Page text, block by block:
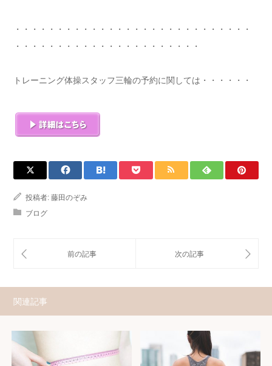
・・・・・・・・・・・・・・・・・・・・・・・・・・・・
・・・・・・・・・・・・・・・・・・・・・・
トレーニング体操スタッフ三輪の予約に関しては・・・・・・
投稿者: 藤田のぞみ
ブログ
関連記事